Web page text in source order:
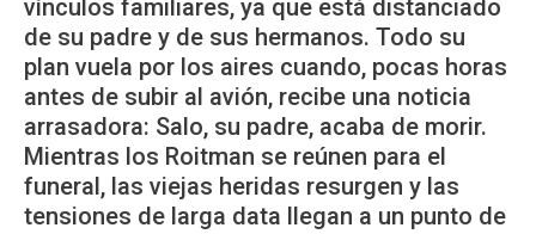
vínculos familiares, ya que está distanciado
de su padre y de sus hermanos. Todo su
plan vuela por los aires cuando, pocas horas
antes de subir al avión, recibe una noticia
arrasadora: Salo, su padre, acaba de morir.
Mientras los Roitman se reúnen para el
funeral, las viejas heridas resurgen y las
tensiones de larga data llegan a un punto de